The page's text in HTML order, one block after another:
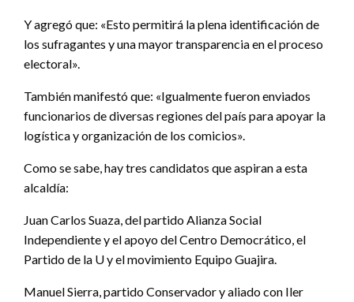
Y agregó que: «Esto permitirá la plena identificación de
los sufragantes y una mayor transparencia en el proceso
electoral».
También manifestó que: «Igualmente fueron enviados
funcionarios de diversas regiones del país para apoyar la
logística y organización de los comicios».
Como se sabe, hay tres candidatos que aspiran a esta
alcaldía:
Juan Carlos Suaza, del partido Alianza Social
Independiente y el apoyo del Centro Democrático, el
Partido de la U y el movimiento Equipo Guajira.
Manuel Sierra, partido Conservador y aliado con Iler